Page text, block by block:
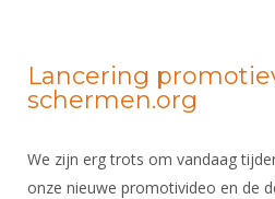
Lancering
schermen.org
We zijn erg trots om vandaag
onze nieuwe promotivideo en de